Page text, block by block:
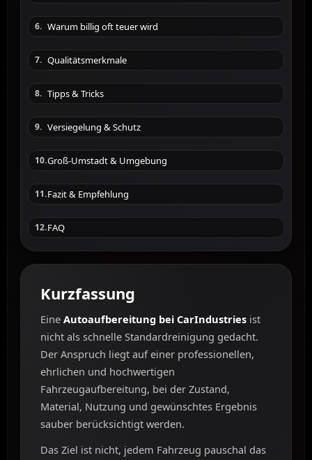
6. Warum billig oft teuer wird
7. Qualitätsmerkmale
8. Tipps & Tricks
9. Versiegelung & Schutz
10.Groß-Umstadt & Umgebung
11.Fazit & Empfehlung
12.FAQ
Kurzfassung
Eine Autoaufbereitung bei CarIndustries ist
nicht als schnelle Standardreinigung gedacht.
Der Anspruch liegt auf einer professionellen,
ehrlichen und hochwertigen
Fahrzeugaufbereitung, bei der Zustand,
Material, Nutzung und gewünschtes Ergebnis
sauber berücksichtigt werden.
Das Ziel ist nicht, jedem Fahrzeug pauschal das